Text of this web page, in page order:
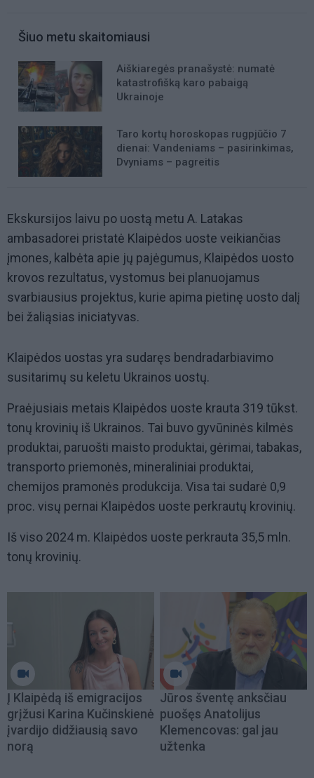
Šiuo metu skaitomiausi
Aiškiaregės pranašystė: numatė
katastrofišką karo pabaigą
Ukrainoje
Taro kortų horoskopas rugpjūčio 7
dienai: Vandeniams – pasirinkimas,
Dvyniams – pagreitis
Ekskursijos laivu po uostą metu A. Latakas
ambasadorei pristatė Klaipėdos uoste veikiančias
įmones, kalbėta apie jų pajėgumus, Klaipėdos uosto
krovos rezultatus, vystomus bei planuojamus
svarbiausius projektus, kurie apima pietinę uosto dalį
bei žaliąsias iniciatyvas.
Klaipėdos uostas yra sudaręs bendradarbiavimo
susitarimų su keletu Ukrainos uostų.
Praėjusiais metais Klaipėdos uoste krauta 319 tūkst.
tonų krovinių iš Ukrainos. Tai buvo gyvūninės kilmės
produktai, paruošti maisto produktai, gėrimai, tabakas,
transporto priemonės, mineraliniai produktai,
chemijos pramonės produkcija. Visa tai sudarė 0,9
proc. visų pernai Klaipėdos uoste perkrautų krovinių.
Iš viso 2024 m. Klaipėdos uoste perkrauta 35,5 mln.
tonų krovinių.
Į Klaipėdą iš emigracijos
grįžusi Karina Kučinskienė
įvardijo didžiausią savo
norą
Jūros šventę anksčiau
puošęs Anatolijus
Klemencovas: gal jau
užtenka